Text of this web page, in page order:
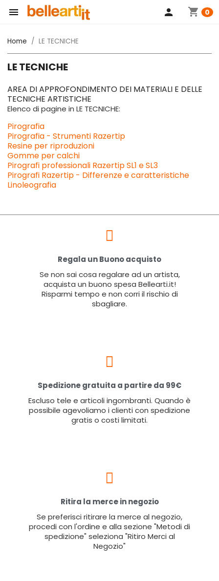
 shopping_cart 0
person
Home LE TECNICHE
LE TECNICHE
AREA DI APPROFONDIMENTO DEI MATERIALI E DELLE
TECNICHE ARTISTICHE
Elenco di pagine in LE TECNICHE:
Pirografia
Pirografia - Strumenti Razertip
Resine per riproduzioni
Gomme per calchi
Pirografi professionali Razertip SL1 e SL3
Pirografi Razertip - Differenze e caratteristiche
Linoleografia
Regala un Buono acquisto
Se non sai cosa regalare ad un artista,
acquista un buono spesa Bellearti.it!
Risparmi tempo e non corri il rischio di
sbagliare.
Spedizione gratuita a partire da 99€
Escluso tele e articoli ingombranti. Quando è
possibile agevoliamo i clienti con spedizione
gratis o costi limitati.
Ritira la merce in negozio
Se preferisci ritirare la merce al negozio,
procedi con l'ordine e alla sezione "Metodi di
spedizione" seleziona "Ritiro Merci al
Negozio"